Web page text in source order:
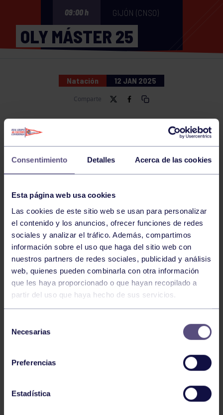
Consentimiento Detalles Acerca de las cookies
Esta página web usa cookies
Las cookies de este sitio web se usan para personalizar
el contenido y los anuncios, ofrecer funciones de redes
sociales y analizar el tráfico. Además, compartimos
información sobre el uso que haga del sitio web con
nuestros partners de redes sociales, publicidad y análisis
web, quienes pueden combinarla con otra información
que les haya proporcionado o que hayan recopilado a
partir del uso que haya hecho de sus servicios.
Necesarias
Preferencias
Estadística
09:00 h GIJÓN (CNSO)
OLY MÁSTER 25
Natación 12 JAN 2025
Comparte
NOTICIAS RELACIONADAS
Natación 27 Jul 2026
CAMPEONATO DE ESPAÑA DE
NATACIÓN ADAPTADA
CAMPEONATO DE ESPAÑA JÚNIOR DE